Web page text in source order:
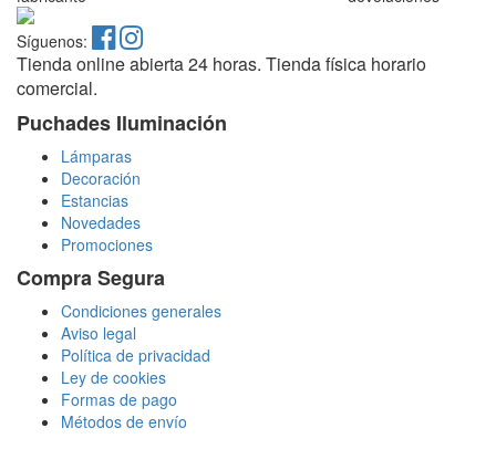
Síguenos:
Tienda online abierta 24 horas. Tienda física horario
comercial.
Puchades Iluminación
Lámparas
Decoración
Estancias
Novedades
Promociones
Compra Segura
Condiciones generales
Aviso legal
Política de privacidad
Ley de cookies
Formas de pago
Métodos de envío